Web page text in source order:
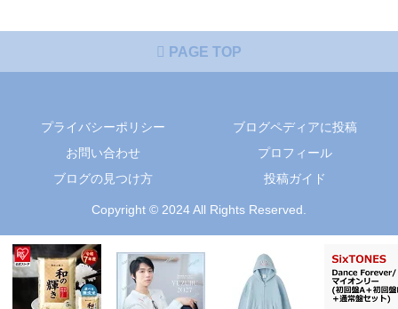
PAGE TOP
プライバシーポリシー
ブログペディアに投稿
お問い合わせ
プロフィール
ブログの見つけ方
投稿ガイド
Copyright © 2024 All Rights Reserved.